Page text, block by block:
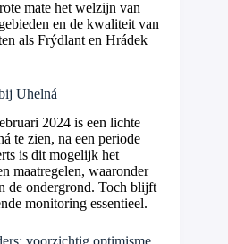
mate het welzijn van
en de kwaliteit van
als Frýdlant en Hrádek
Uhelná
2024 is een lichte
te zien, na een periode
is dit mogelijk het
maatregelen, waaronder
de ondergrond. Toch blijft
monitoring essentieel.